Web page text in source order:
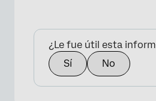
¿Le fue útil esta
Sí
No